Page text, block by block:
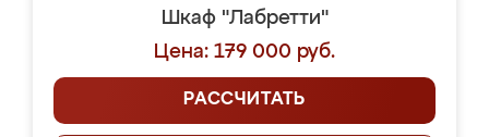
Шкаф "Лабретти"
Цена: 179 000 руб.
РАССЧИТАТЬ